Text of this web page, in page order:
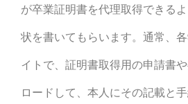
が卒業証明書を代理取得できる
状を書いてもらいます。通常、
イトで、証明書取得用の申請書
ロードして、本人にその記載と